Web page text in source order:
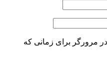
مرورگر برای زمانی که